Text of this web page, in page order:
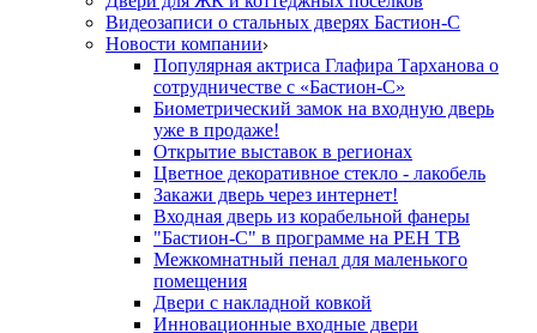
Видеозаписи о стальных дверях Бастион-С
Новости компании
Популярная актриса Глафира Тарханова о
сотрудничестве с «Бастион-С»
Биометрический замок на входную дверь
уже в продаже!
Открытие выставок в регионах
Цветное декоративное стекло - лакобель
Закажи дверь через интернет!
Входная дверь из корабельной фанеры
"Бастион-С" в программе на РЕН ТВ
Межкомнатный пенал для маленького
помещения
Двери с накладной ковкой
Инновационные входные двери